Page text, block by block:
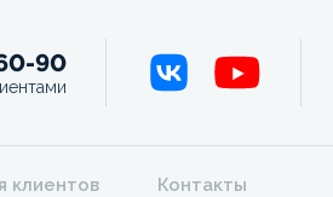
90
клиентов Контакты